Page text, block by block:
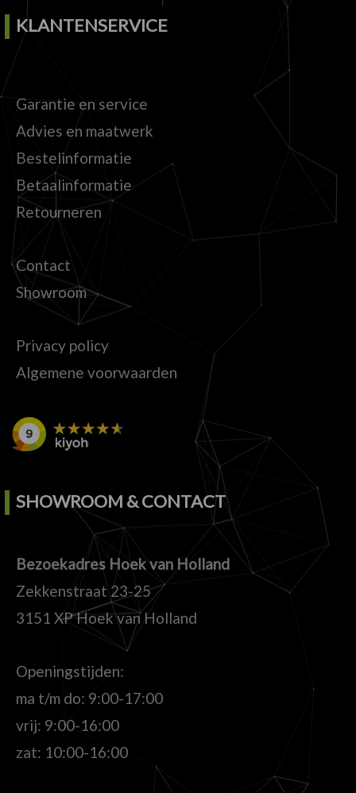
KLANTENSERVICE
Garantie en service
Advies en maatwerk
Bestelinformatie
Betaalinformatie
Retourneren
Contact
Showroom
Privacy policy
Algemene voorwaarden
SHOWROOM & CONTACT
Bezoekadres Hoek van Holland
Zekkenstraat 23-25
3151 XP Hoek van Holland
Openingstijden:
ma t/m do: 9:00-17:00
vrij: 9:00-16:00
zat: 10:00-16:00